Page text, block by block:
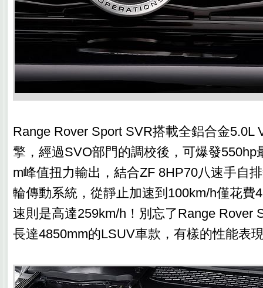
Range Rover Sport SVR搭載全鋁合金5.0L
擎，經過SVO部門的調校後，可爆發550hp
m峰值扭力輸出，結合ZF 8HP70八速手自
輪傳動系統，從靜止加速到100km/h僅花費
速則是高達259km/h！別忘了Range Rover
長達4850mm的LSUV車款，有樣的性能表